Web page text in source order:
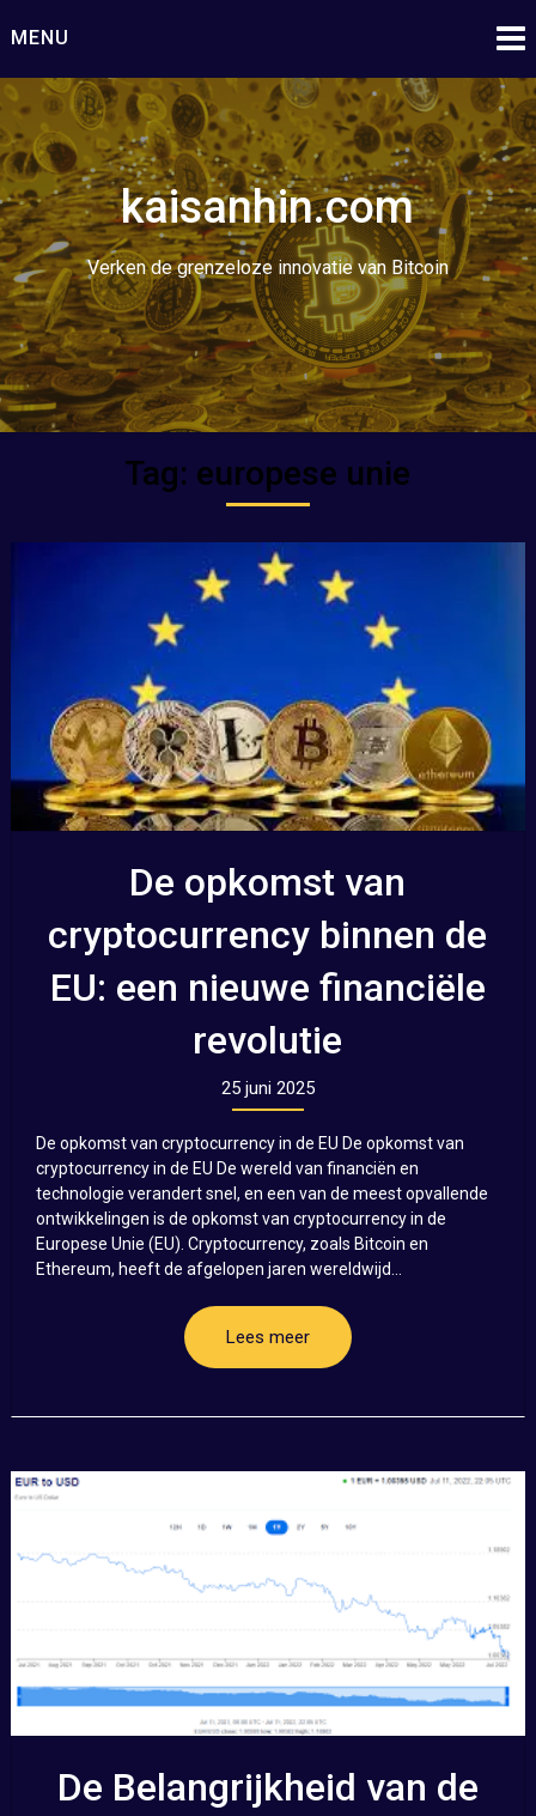
naar
inhoud
MENU
kaisanhin.com
Verken de grenzeloze innovatie van Bitcoin
Tag: europese unie
De opkomst van
cryptocurrency binnen de
EU: een nieuwe financiële
revolutie
25 juni 2025
De opkomst van cryptocurrency in de EU De opkomst van
cryptocurrency in de EU De wereld van financiën en
technologie verandert snel, en een van de meest opvallende
ontwikkelingen is de opkomst van cryptocurrency in de
Europese Unie (EU). Cryptocurrency, zoals Bitcoin en
Ethereum, heeft de afgelopen jaren wereldwijd...
Lees meer
De Belangrijkheid van de